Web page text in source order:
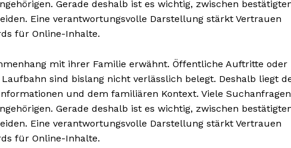
Gerade deshalb ist es wichtig, zwischen
Eine verantwortungsvolle Darstellung stärkt Vertrauen
für Online-Inhalte.
mit ihrer Familie erwähnt. Öffentliche Auftritte oder
sind bislang nicht verlässlich belegt. Deshalb liegt
und dem familiären Kontext. Viele Suchanfragen
Gerade deshalb ist es wichtig, zwischen
Eine verantwortungsvolle Darstellung stärkt Vertrauen
für Online-Inhalte.